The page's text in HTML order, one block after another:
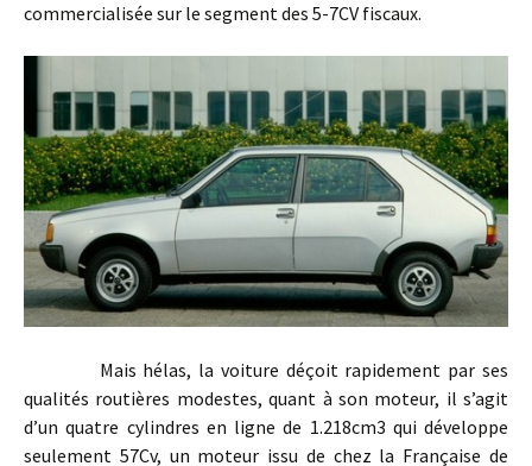
commercialisée sur le segment des 5-7CV fiscaux.
Mais hélas, la voiture déçoit rapidement par ses
qualités routières modestes, quant à son moteur, il s’agit
d’un quatre cylindres en ligne de 1.218cm3 qui développe
seulement 57Cv, un moteur issu de chez la Française de